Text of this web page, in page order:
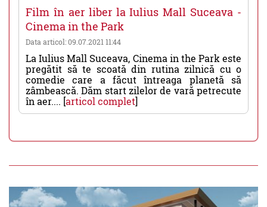
Film în aer liber la Iulius Mall Suceava -
Cinema in the Park
Data articol: 09.07.2021 11:44
La Iulius Mall Suceava, Cinema in the Park este
pregătit să te scoată din rutina zilnică cu o
comedie care a făcut întreaga planetă să
zâmbească. Dăm start zilelor de vară petrecute
în aer.... [articol complet]